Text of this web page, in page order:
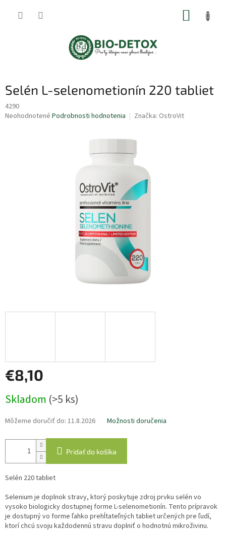
Selén L-selenometionín 220 tabliet
4290
Priemerné
Neohodnotené Podrobnosti hodnotenia Značka: OstroVit
€8,10
cena:
Skladom (>5 ks)
Môžeme doručiť do: 11.8.2026 Možnosti doručenia
Pridať do košíka
Selén 220 tabliet
Selenium je doplnok stravy, ktorý poskytuje zdroj prvku selén vo
vysoko biologicky dostupnej forme L-selenometionín. Tento prípravok
je dostupný vo forme ľahko prehĺtateľných tabliet určených pre ľudí,
ktorí chcú svoju každodennú stravu doplniť o hodnotnú mikroživinu.